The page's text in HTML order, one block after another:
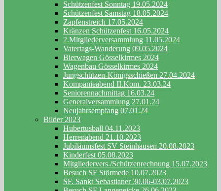
Schützenfest Sonntag 19.05.2024
Schützenfest Samstag 18.05.2024
Zapfenstreich 17.05.2024
Kränzen Schützenfest 16.05.2024
2.Mitgliederversammlung 11.05.2024
Vatertags-Wanderung 09.05.2024
Bierwagen Gösselkirmes 2024
Wagenbau Gösselkirmes 2024
Jungschützen-Königsschießen 27.04.2024
Kompanieabend II.Kom. 23.03.24
Seniorennachmittag 16.03.24
Generalversammlung 27.01.24
Neujahrsempfang 07.01.24
Bilder 2023
Hubertusball 04.11.2023
Herrenabend 21.10.2023
Jubiläumsfest SV Steinhausen 20.08.2023
Kinderfest 05.08.2023
Mitgliedervers./Schützenrechnung 15.07.2023
Besuch SF Störmede 10.07.2023
SF. Sankt Sebastianer 30.06-03.07.2023